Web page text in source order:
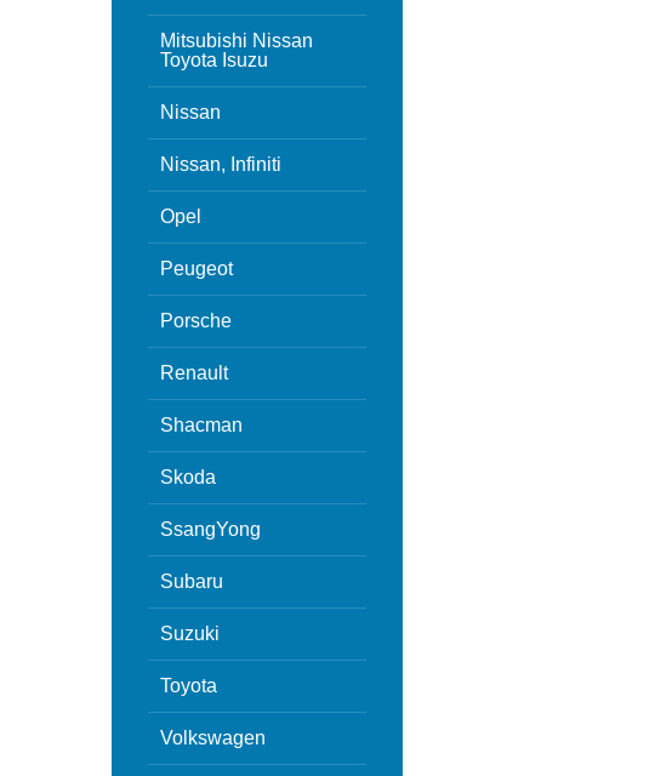
Mitsubishi Nissan
Toyota Isuzu
Nissan
Nissan, Infiniti
Opel
Peugeot
Porsche
Renault
Shacman
Skoda
SsangYong
Subaru
Suzuki
Toyota
Volkswagen